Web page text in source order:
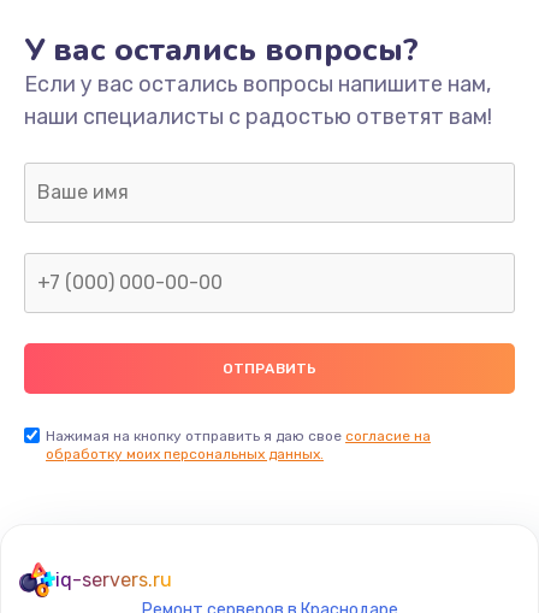
Замена стекла
990 руб.
Заказать
Замена датчика приближения
890 руб.
Заказать
У вас остались вопросы?
Если у вас остались вопросы напишите нам,
наши специалисты с радостью ответят вам!
Нажимая на кнопку отправить я даю свое согласие на
обработку моих персональных данных.
iq-servers.ru